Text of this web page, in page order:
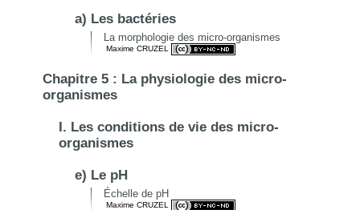
a) Les bactéries
La morphologie des micro-organismes
Maxime CRUZEL
Chapitre 5 : La physiologie des micro-
organismes
I. Les conditions de vie des micro-
organismes
e) Le pH
Échelle de pH
Maxime CRUZEL